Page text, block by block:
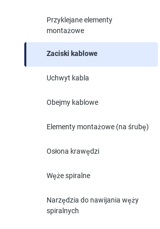
Przyklejane elementy
montażowe
Zaciski kablowe
Uchwyt kabla
Obejmy kablowe
Elementy montażowe (na śrubę)
Osłona krawędzi
Węże spiralne
Narzędzia do nawijania węży
spiralnych